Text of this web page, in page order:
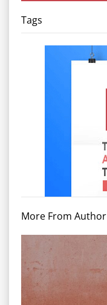
Tags
More From Author